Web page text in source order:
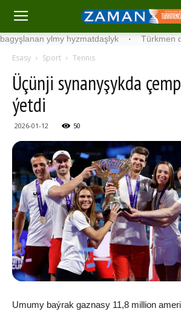
ylmy hyzmatdaşlyk · Türkmen döwlet
Esasy Sport Tennis
Üçünji synanyşykda
ýetdi
2026-01-12 50
Umumy baýrak gaznasy 11,8 million